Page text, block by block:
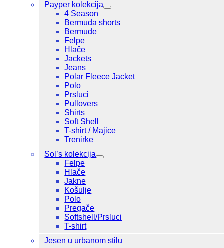
Payper kolekcija
4 Season
Bermuda shorts
Bermude
Felpe
Hlače
Jackets
Jeans
Polar Fleece Jacket
Polo
Prsluci
Pullovers
Shirts
Soft Shell
T-shirt / Majice
Trenirke
Sol’s kolekcija
Felpe
Hlače
Jakne
Košulje
Polo
Pregače
Softshell/Prsluci
T-shirt
Jesen u urbanom stilu